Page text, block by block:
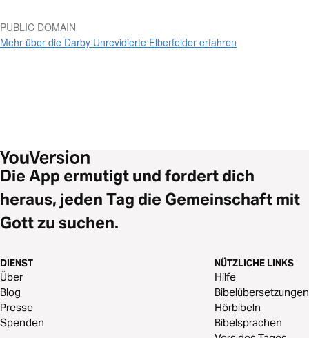
PUBLIC DOMAIN
Mehr über die Darby Unrevidierte Elberfelder erfahren
Die App ermutigt und fordert dich
heraus, jeden Tag die Gemeinschaft mit
Gott zu suchen.
DIENST
Über
Blog
Presse
Spenden
NÜTZLICHE LINKS
Hilfe
Bibelübersetzungen
Hörbibeln
Bibelsprachen